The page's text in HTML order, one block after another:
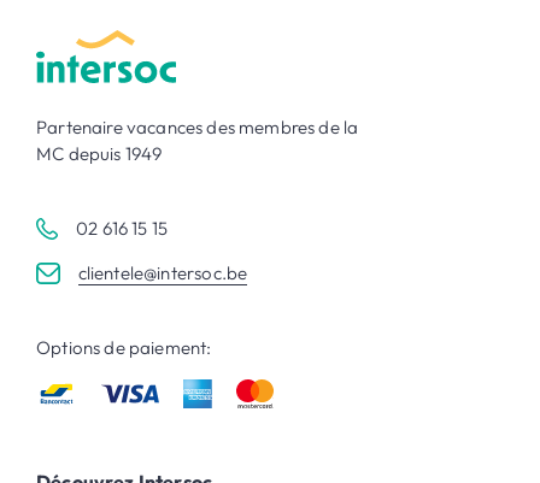
Partenaire vacances des membres de la
MC depuis 1949
02 616 15 15
clientele@intersoc.be
Options de paiement: